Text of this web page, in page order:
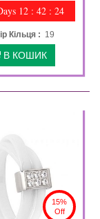
12 : 42 : 23
Кільця : 19
В КОШИК
15%
Off